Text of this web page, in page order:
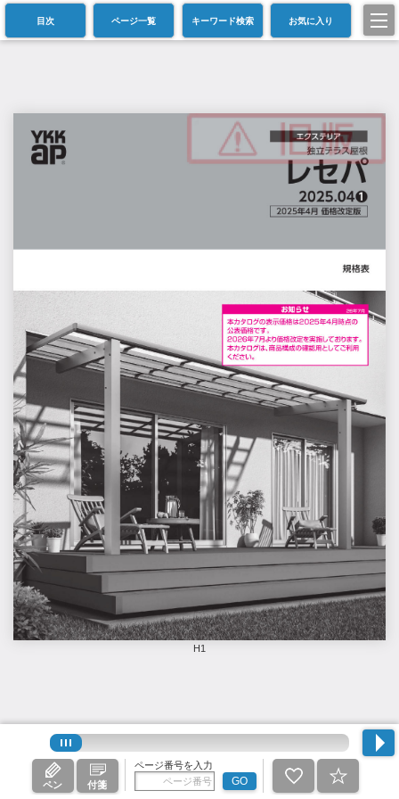
目次 ページ一覧 キーワード検索 お気に入り
H1
ペン 付箋
ページ番号を入力
GO